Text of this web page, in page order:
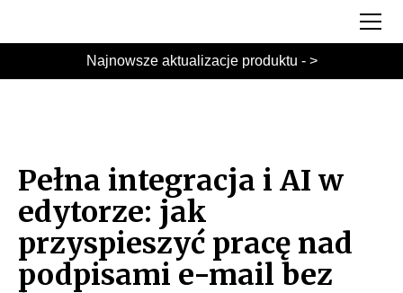
Najnowsze aktualizacje produktu - >
Pełna integracja i AI w
edytorze: jak
przyspieszyć pracę nad
podpisami e-mail bez